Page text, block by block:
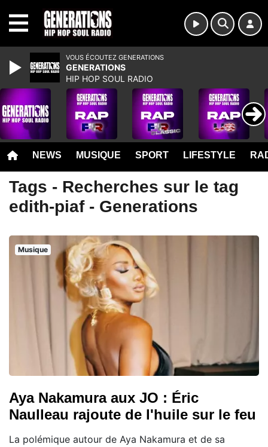
NEWS MUSIQUE SPORT LIFESTYLE
Tags - Recherches sur le tag
edith-piaf - Generations
Musique
Aya Nakamura aux JO : Éric
Naulleau rajoute de l'huile sur le feu
La polémique autour de Aya Nakamura et de sa
VOUS ÉCOUTEZ GENERATIONS
GENERATIONS
HIP HOP SOUL RADIO